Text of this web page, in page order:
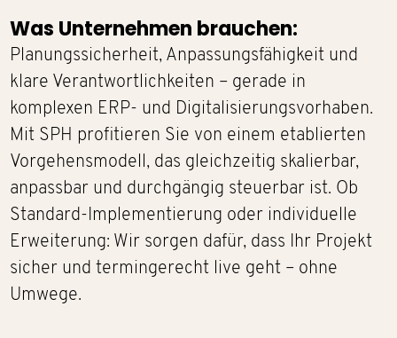
Was Unternehmen brauchen:
Planungssicherheit, Anpassungsfähigkeit und
klare Verantwortlichkeiten – gerade in
komplexen ERP- und Digitalisierungsvorhaben.
Mit SPH profitieren Sie von einem etablierten
Vorgehensmodell, das gleichzeitig skalierbar,
anpassbar und durchgängig steuerbar ist. Ob
Standard-Implementierung oder individuelle
Erweiterung: Wir sorgen dafür, dass Ihr Projekt
sicher und termingerecht live geht – ohne
Umwege.